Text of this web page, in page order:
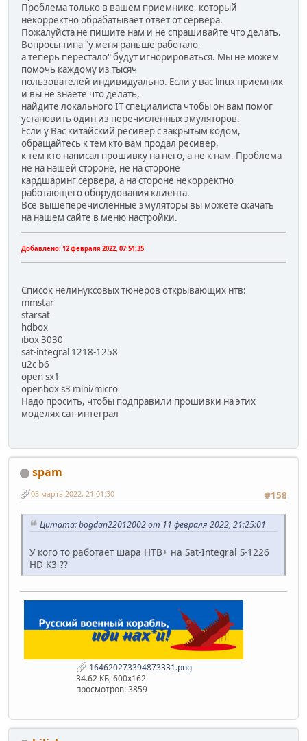
Проблема только в вашем приемнике, который
некорректно обрабатывает ответ от сервера.
Пожалуйста не пишите нам и не спрашивайте что делать.
Вопросы типа "у меня раньше работало,
а теперь перестало" будут игнорироваться. Мы не можем
помочь каждому из тысяч
пользователей индивидуально. Если у вас linux приемник
и вы не знаете что делать,
найдите локального IT специалиста чтобы он вам помог
установить один из перечисленных эмуляторов.
Если у Вас китайский ресивер с закрытым кодом,
обращайтесь к тем кто вам продал ресивер,
к тем кто написал прошивку на него, а не к нам. Проблема
не на нашей стороне, не на стороне
кардшаринг сервера, а на стороне некорректно
работающего оборудования клиента.
Все вышеперечисленные эмуляторы вы можете скачать
на нашем сайте в меню настройки.
Добавлено: 12 февраля 2022, 07:51:35
Список нелинуксовых тюнеров открывающих нтв:
mmstar
starsat
hdbox
ibox 3030
sat-integral 1218-1258
u2c b6
open sx1
openbox s3 mini/micro
Надо просить, чтобы подправили прошивки на этих
моделях сат-интеграл
spam
#158
03 марта 2022, 21:01:30
Цитата: bogdan22012002 от 11 февраля 2022, 21:25:01
У кого то работает шара НТВ+ на Sat-Integral S-1226
HD K3 ??
164620273394873331.png
34.62 КБ, 600x162
просмотров: 3859